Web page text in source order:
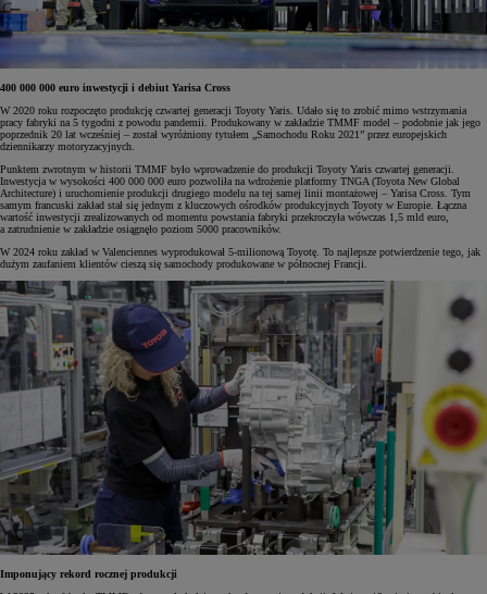
400 000 000 euro inwestycji i debiut Yarisa Cross
W 2020 roku rozpoczęto produkcję czwartej generacji Toyoty Yaris. Udało się to zrobić mimo wstrzymania
pracy fabryki na 5 tygodni z powodu pandemii. Produkowany w zakładzie TMMF model – podobnie jak jego
poprzednik 20 lat wcześniej – został wyróżniony tytułem „Samochodu Roku 2021” przez europejskich
dziennikarzy motoryzacyjnych.
Punktem zwrotnym w historii TMMF było wprowadzenie do produkcji Toyoty Yaris czwartej generacji.
Inwestycja w wysokości 400 000 000 euro pozwoliła na wdrożenie platformy TNGA (Toyota New Global
Architecture) i uruchomienie produkcji drugiego modelu na tej samej linii montażowej – Yarisa Cross. Tym
samym francuski zakład stał się jednym z kluczowych ośrodków produkcyjnych Toyoty w Europie. Łączna
wartość inwestycji zrealizowanych od momentu powstania fabryki przekroczyła wówczas 1,5 mld euro,
a zatrudnienie w zakładzie osiągnęło poziom 5000 pracowników.
W 2024 roku zakład w Valenciennes wyprodukował 5-milionową Toyotę. To najlepsze potwierdzenie tego, jak
dużym zaufaniem klientów cieszą się samochody produkowane w północnej Francji.
Imponujący rekord rocznej produkcji